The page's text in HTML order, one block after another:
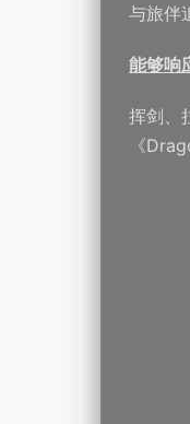
与旅伴
能够响
挥剑、
《